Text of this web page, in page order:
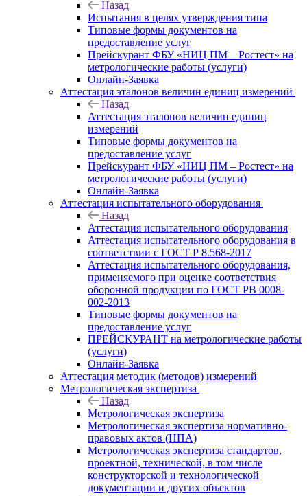
Назад
Испытания в целях утверждения типа
Типовые формы документов на
предоставление услуг
Прейскурант ФБУ «НИЦ ПМ – Ростест» на
метрологические работы (услуги)
Онлайн-Заявка
Аттестация эталонов величин единиц измерений
Назад
Аттестация эталонов величин единиц
измерений
Типовые формы документов на
предоставление услуг
Прейскурант ФБУ «НИЦ ПМ – Ростест» на
метрологические работы (услуги)
Онлайн-Заявка
Аттестация испытательного оборудования
Назад
Аттестация испытательного оборудования
Аттестация испытательного оборудования в
соответствии с ГОСТ Р 8.568-2017
Аттестация испытательного оборудования,
применяемого при оценке соответствия
оборонной продукции по ГОСТ РВ 0008-
002-2013
Типовые формы документов на
предоставление услуг
ПРЕЙСКУРАНТ на метрологические работы
(услуги)
Онлайн-Заявка
Аттестация методик (методов) измерений
Метрологическая экспертиза
Назад
Метрологическая экспертиза
Метрологическая экспертиза нормативно-
правовых актов (НПА)
Метрологическая экспертиза стандартов,
проектной, технической, в том числе
конструкторской и технологической
документации и других объектов